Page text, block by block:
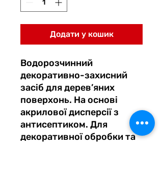
Додати у кошик
Водорозчинний
декоративно-захисний
засіб для дерев’яних
поверхонь. На основі
акрилової дисперсії з
антисептиком. Для
декоративної обробки та